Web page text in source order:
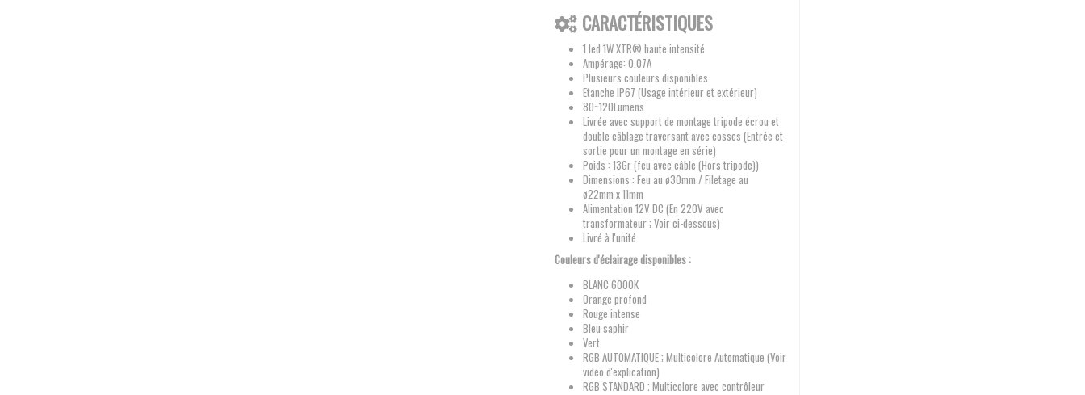
CARACTÉRISTIQUES
1 led 1W XTR® haute intensité
Ampérage: 0.07A
Plusieurs couleurs disponibles
Etanche IP67 (Usage intérieur et extérieur)
80~120Lumens
Livrée avec support de montage tripode écrou et
double câblage traversant avec cosses (Entrée et
sortie pour un montage en série)
Poids : 13Gr (feu avec câble (Hors tripode))
Dimensions : Feu au ø30mm / Filetage au
ø22mm x 11mm
Alimentation 12V DC (En 220V avec
transformateur ; Voir ci-dessous)
Livré à l'unité
Couleurs d'éclairage disponibles :
BLANC 6000K
Orange profond
Rouge intense
Bleu saphir
Vert
RGB AUTOMATIQUE ; Multicolore Automatique (Voir
vidéo d'explication)
RGB STANDARD ; Multicolore avec contrôleur